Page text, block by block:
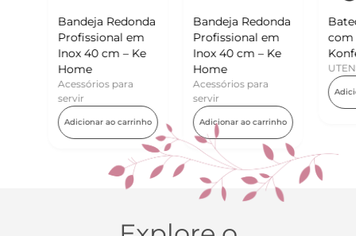
Bandeja Redonda
Profissional em
Inox 40 cm – Ke
Home
Acessórios para
servir
Adicionar ao carrinho
Batedor de Ovos
com Raspador –
Konfektt
UTENSÍLIOS
Adicionar ao carrinho